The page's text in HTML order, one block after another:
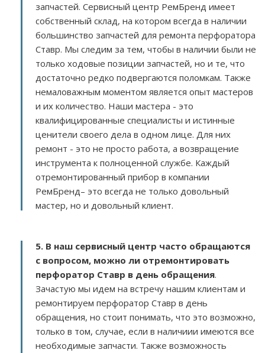
запчастей. Сервисный центр РемБренд имеет
собственный склад, на котором всегда в наличии
большинство запчастей для ремонта перфоратора
Ставр. Мы следим за тем, чтобы в наличии были не
только ходовые позиции запчастей, но и те, что
достаточно редко подвергаются поломкам. Также
немаловажным моментом является опыт мастеров
и их количество. Наши мастера - это
квалифицированные специалисты и истинные
ценители своего дела в одном лице. Для них
ремонт - это не просто работа, а возвращение
инструмента к полноценной службе. Каждый
отремонтированный прибор в компании
РемБренд– это всегда не только довольный
мастер, но и довольный клиент.
5. В наш сервисный центр часто обращаются
с вопросом, можно ли отремонтировать
перфоратор Ставр в день обращения.
Зачастую мы идем на встречу нашим клиентам и
ремонтируем перфоратор Ставр в день
обращения, но стоит понимать, что это возможно,
только в том, случае, если в наличиии имеются все
необходимые запчасти. Также возможность